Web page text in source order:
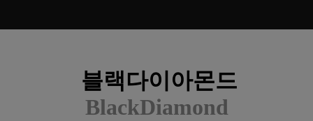
블랙다이아몬드
BlackDiamond